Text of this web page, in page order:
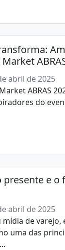
abril de 2025
ABRAS
do
presente e o
abril de 2025
de varejo,
uma das